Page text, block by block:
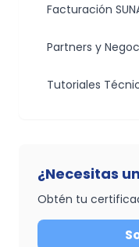
Facturación
Partners y
Tutoriales
¿Necesitas
Obtén tu